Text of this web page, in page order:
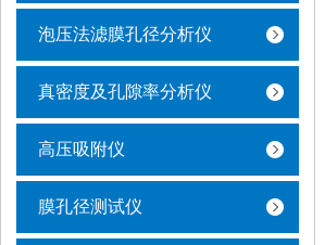
泡压法滤膜孔径分析仪
真密度及孔隙率分析仪
高压吸附仪
膜孔径测试仪